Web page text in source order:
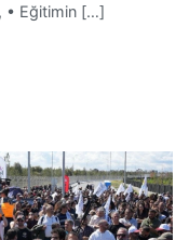
• Eğitimin […]